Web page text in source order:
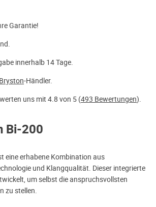
Garantie!
innerhalb 14 Tage.
Bryston-Händler.
uns mit 4.8 von 5 (493 Bewertungen).
Bi-200
eine erhabene Kombination aus
und Klangqualität. Dieser integrierte
um selbst die anspruchsvollsten
zu stellen.